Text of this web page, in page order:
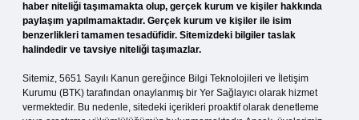
haber niteliği taşımamakta olup, gerçek kurum ve kişiler hakkında
paylaşım yapılmamaktadır. Gerçek kurum ve kişiler ile isim
benzerlikleri tamamen tesadüfidir. Sitemizdeki bilgiler taslak
halindedir ve tavsiye niteliği taşımazlar.
Sitemiz, 5651 Sayılı Kanun gereğince Bilgi Teknolojileri ve İletişim
Kurumu (BTK) tarafından onaylanmış bir Yer Sağlayıcı olarak hizmet
vermektedir. Bu nedenle, sitedeki içerikleri proaktif olarak denetleme